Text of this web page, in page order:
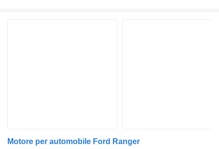
Motore per automobile Ford Ranger